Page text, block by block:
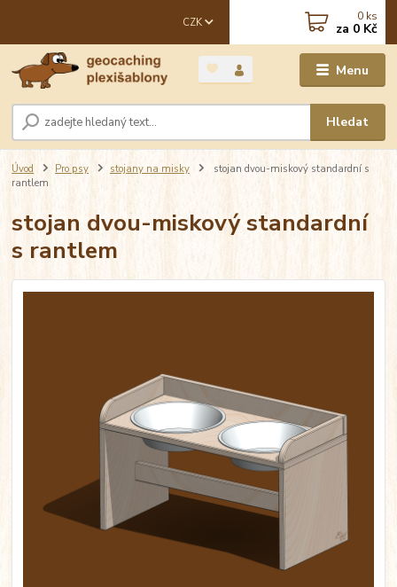
Menu
CZK
Hledat
0 ks
za 0 Kč
Úvod Pro psy stojany na misky
stojan dvou-miskový standardní s
rantlem
stojan dvou-miskový standardní
s rantlem